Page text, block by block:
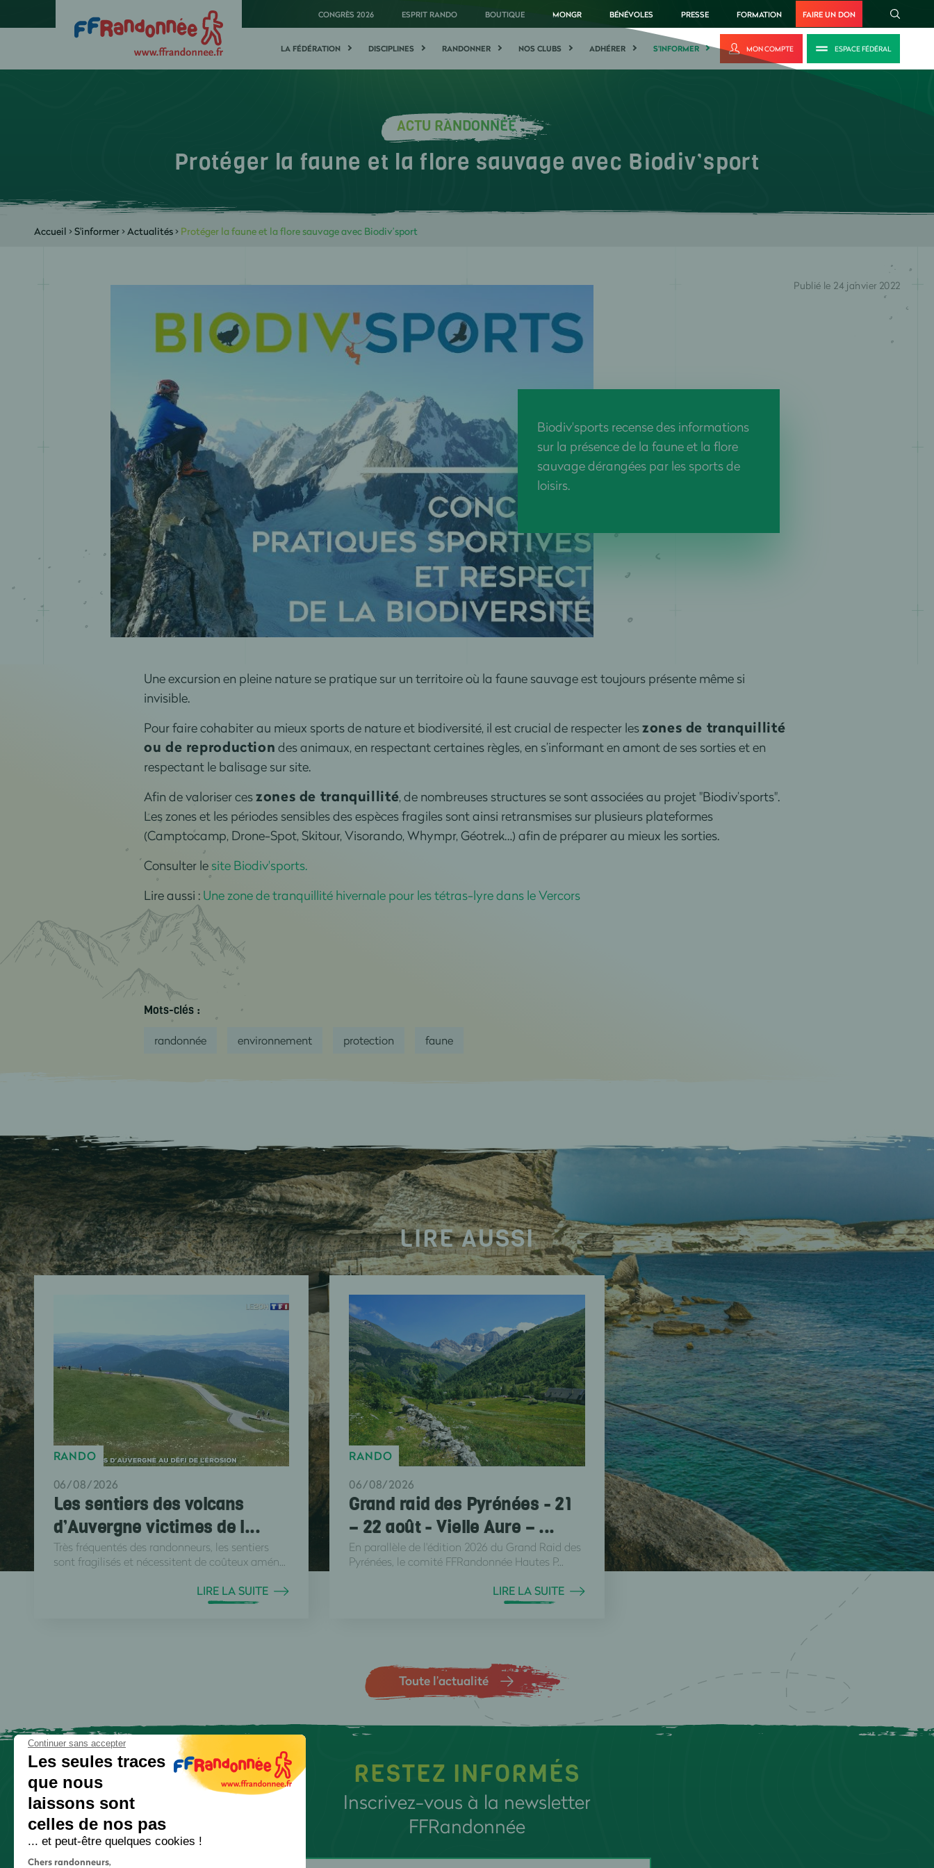
CONGRÈS 2026 ESPRIT RANDO BOUTIQUE MONGR BÉNÉVOLES PRESSE FORMATION FAIRE UN DON
LA FÉDÉRATION DISCIPLINES RANDONNER NOS CLUBS ADHÉRER S'INFORMER MON COMPTE ESPACE FÉDÉRAL
ACTU RANDONNÉE
Protéger la faune et la flore sauvage avec Biodiv’sport
Accueil >S'informer>Actualités> Protéger la faune et la flore sauvage avec Biodiv’sport
Biodiv'sports recense des informations
sur la présence de la faune et la flore
sauvage dérangées par les sports de
loisirs.
Publié le 24 janvier 2022
Une excursion en pleine nature se pratique sur un territoire où la faune sauvage est toujours présente même si
invisible.
Pour faire cohabiter au mieux sports de nature et biodiversité, il est crucial de respecter leszones de tranquillité
ou de reproduction des animaux, en respectant certaines règles, en s’informant en amont de ses sorties et en
respectant le balisage sur site.
Afin de valoriser ceszones de tranquillité, de nombreuses structures se sont associées au projet "Biodiv’sports".
Les zones et les périodes sensibles des espèces fragiles sont ainsi retransmises sur plusieurs plateformes
(Camptocamp, Drone-Spot, Skitour, Visorando, Whympr, Géotrek…) afin de préparer au mieux les sorties.
Consulter le site Biodiv'sports.
Lire aussi : Une zone de tranquillité hivernale pour les tétras-lyre dans le Vercors
Mots-clés :
randonnée environnement protection faune
LIRE AUSSI
RANDO
06/08/2026
Les sentiers des volcans
d’Auvergne victimes de l...
Très fréquentés des randonneurs, les sentiers
sont fragilisés et nécessitent de coûteux amén...
LIRE LA SUITE
RANDO
06/08/2026
Grand raid des Pyrénées - 21
– 22 août - Vielle Aure – ...
En parallèle de l'édition 2026 du Grand Raid des
Pyrénées, le comité FFRandonnée Hautes P...
LIRE LA SUITE
Toute l’actualité
RESTEZ INFORMÉS
Inscrivez-vous à la newsletter
FFRandonnée
Continuer sans accepter
Les seules traces
que nous
laissons sont
celles de nos pas
... et peut-être quelques cookies !
Chers randonneurs,